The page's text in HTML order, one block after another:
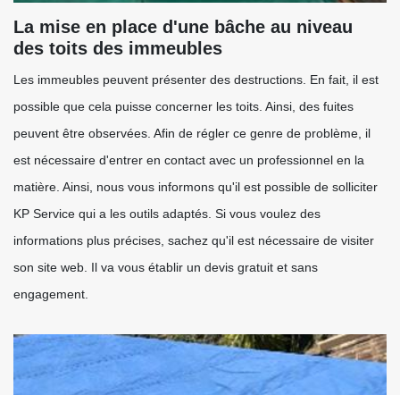
La mise en place d'une bâche au niveau
des toits des immeubles
Les immeubles peuvent présenter des destructions. En fait, il est
possible que cela puisse concerner les toits. Ainsi, des fuites
peuvent être observées. Afin de régler ce genre de problème, il
est nécessaire d'entrer en contact avec un professionnel en la
matière. Ainsi, nous vous informons qu'il est possible de solliciter
KP Service qui a les outils adaptés. Si vous voulez des
informations plus précises, sachez qu'il est nécessaire de visiter
son site web. Il va vous établir un devis gratuit et sans
engagement.